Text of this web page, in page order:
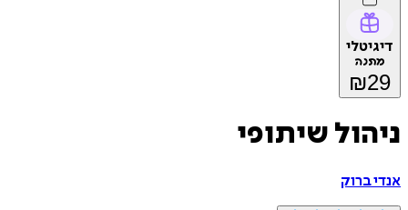
דיגיטלי
מתנה
₪29
ניהול שיתופי
אנדי ברוק